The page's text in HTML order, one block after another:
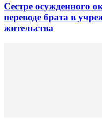
Сестре осужденного
переводе брата в
жительства